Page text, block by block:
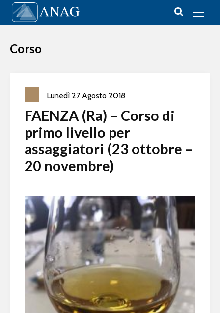
Vai al contenuto
Main Navigation
Corso
Lunedì 27 Agosto 2018
FAENZA (Ra) – Corso di
primo livello per
assaggiatori (23 ottobre –
20 novembre)